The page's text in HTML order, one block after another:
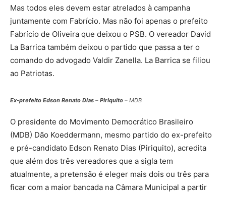
Mas todos eles devem estar atrelados à campanha
juntamente com Fabrício. Mas não foi apenas o prefeito
Fabrício de Oliveira que deixou o PSB. O vereador David
La Barrica também deixou o partido que passa a ter o
comando do advogado Valdir Zanella. La Barrica se filiou
ao Patriotas.
Ex-prefeito Edson Renato Dias – Piriquito – MDB
O presidente do Movimento Democrático Brasileiro
(MDB) Dão Koeddermann, mesmo partido do ex-prefeito
e pré-candidato Edson Renato Dias (Piriquito), acredita
que além dos três vereadores que a sigla tem
atualmente, a pretensão é eleger mais dois ou três para
ficar com a maior bancada na Câmara Municipal a partir